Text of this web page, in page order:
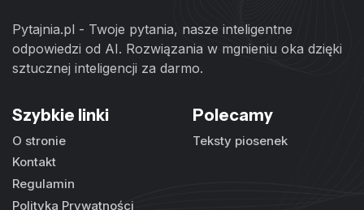
Pytajnia.pl - Twoje pytania, nasze inteligentne
odpowiedzi od AI. Rozwiązania w mgnieniu oka dzięki
sztucznej inteligencji za darmo.
Szybkie linki
O stronie
Kontakt
Regulamin
Polityka Prywatności
Polecamy
Teksty piosenek